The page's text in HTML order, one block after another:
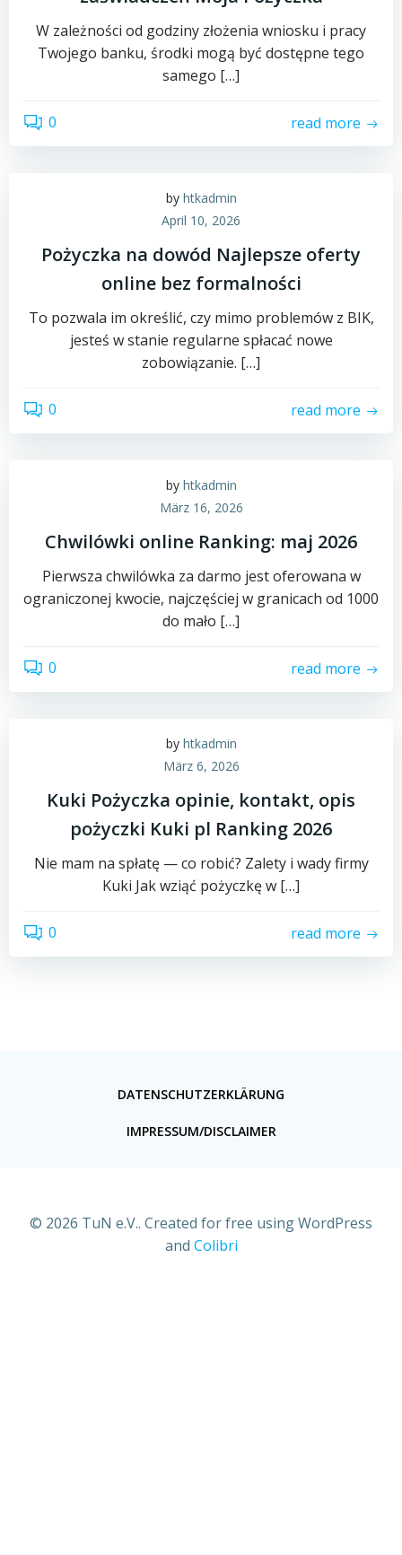
W zależności od godziny złożenia wniosku i pracy
Twojego banku, środki mogą być dostępne tego
samego […]
0 read more
by htkadmin
April 10, 2026
Pożyczka na dowód Najlepsze oferty
online bez formalności
To pozwala im określić, czy mimo problemów z BIK,
jesteś w stanie regularne spłacać nowe
zobowiązanie. […]
0 read more
by htkadmin
März 16, 2026
Chwilówki online Ranking: maj 2026
Pierwsza chwilówka za darmo jest oferowana w
ograniczonej kwocie, najczęściej w granicach od 1000
do mało […]
0 read more
by htkadmin
März 6, 2026
Kuki Pożyczka opinie, kontakt, opis
pożyczki Kuki pl Ranking 2026
Nie mam na spłatę — co robić? Zalety i wady firmy
Kuki Jak wziąć pożyczkę w […]
0 read more
DATENSCHUTZERKLÄRUNG
IMPRESSUM/DISCLAIMER
© 2026 TuN e.V.. Created for free using WordPress
and Colibri